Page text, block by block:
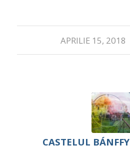
APRILIE 15, 2018
/
CASTELUL BÁNFFY